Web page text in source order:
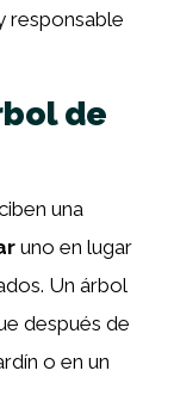
responsable
de
una
uno en lugar
Un árbol
después de
o en un